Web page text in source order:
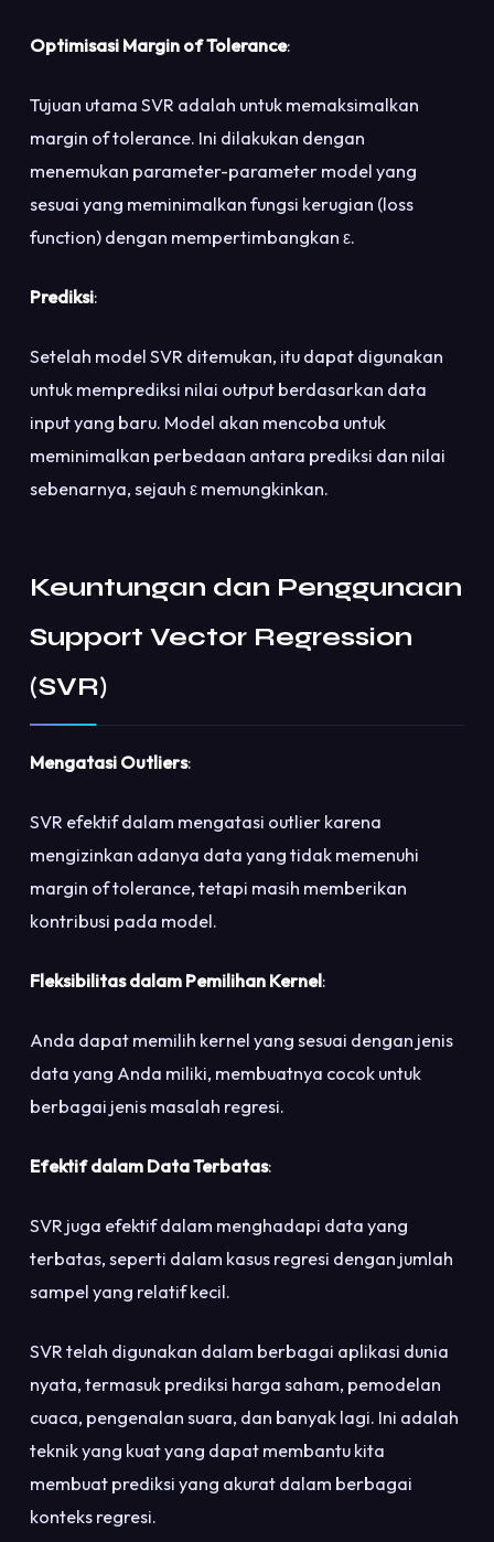
Optimisasi Margin of Tolerance:
Tujuan utama SVR adalah untuk memaksimalkan
margin of tolerance. Ini dilakukan dengan
menemukan parameter-parameter model yang
sesuai yang meminimalkan fungsi kerugian (loss
function) dengan mempertimbangkan ε.
Prediksi:
Setelah model SVR ditemukan, itu dapat digunakan
untuk memprediksi nilai output berdasarkan data
input yang baru. Model akan mencoba untuk
meminimalkan perbedaan antara prediksi dan nilai
sebenarnya, sejauh ε memungkinkan.
Keuntungan dan Penggunaan
Support Vector Regression
(SVR)
Mengatasi Outliers:
SVR efektif dalam mengatasi outlier karena
mengizinkan adanya data yang tidak memenuhi
margin of tolerance, tetapi masih memberikan
kontribusi pada model.
Fleksibilitas dalam Pemilihan Kernel:
Anda dapat memilih kernel yang sesuai dengan jenis
data yang Anda miliki, membuatnya cocok untuk
berbagai jenis masalah regresi.
Efektif dalam Data Terbatas:
SVR juga efektif dalam menghadapi data yang
terbatas, seperti dalam kasus regresi dengan jumlah
sampel yang relatif kecil.
SVR telah digunakan dalam berbagai aplikasi dunia
nyata, termasuk prediksi harga saham, pemodelan
cuaca, pengenalan suara, dan banyak lagi. Ini adalah
teknik yang kuat yang dapat membantu kita
membuat prediksi yang akurat dalam berbagai
konteks regresi.